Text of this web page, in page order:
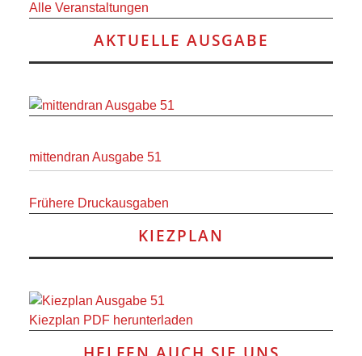
MITEINANDER
ÖFFENTLICHER
RAUM UND
VERKEHR
WOHNEN
SPORT
UND
Alle Veranstaltungen
AKTUELLE AUSGABE
mittendran Ausgabe 51
Frühere Druckausgaben
KIEZPLAN
Kiezplan PDF herunterladen